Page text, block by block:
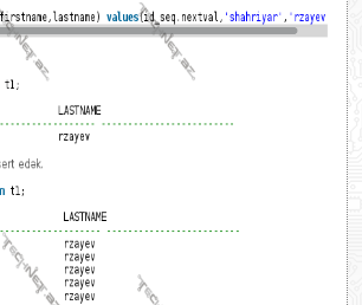
XƏBƏRLƏR